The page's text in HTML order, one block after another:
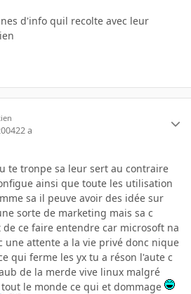
d'info quil recolte avec leur
22 a
te tronpe sa leur sert au contraire
ainsi que toute les utilisation
sa il peuve avoir des idée sur
sorte de marketing mais sa c
ce faire entendre car microsoft na
une attente a la vie privé donc nique
qui ferme les yx tu a réson l'aute c
de la merde vive linux malgré
le monde ce qui et dommage